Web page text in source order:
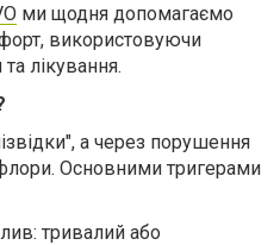
ми щодня допомагаємо
використовуючи
лікування.
а через порушення
Основними тригерами
тривалий або